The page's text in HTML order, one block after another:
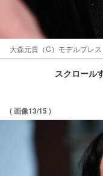
大森元貴（C）モデルプレス
スクロール
( 画像13/15 )